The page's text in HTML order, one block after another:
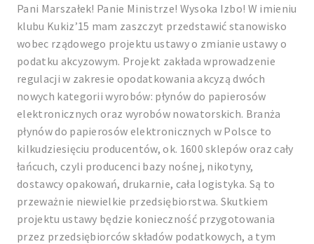
Pani Marszałek! Panie Ministrze! Wysoka Izbo! W imieniu
klubu Kukiz’15 mam zaszczyt przedstawić stanowisko
wobec rządowego projektu ustawy o zmianie ustawy o
podatku akcyzowym. Projekt zakłada wprowadzenie
regulacji w zakresie opodatkowania akcyzą dwóch
nowych kategorii wyrobów: płynów do papierosów
elektronicznych oraz wyrobów nowatorskich. Branża
płynów do papierosów elektronicznych w Polsce to
kilkudziesięciu producentów, ok. 1600 sklepów oraz cały
łańcuch, czyli producenci bazy nośnej, nikotyny,
dostawcy opakowań, drukarnie, cała logistyka. Są to
przeważnie niewielkie przedsiębiorstwa. Skutkiem
projektu ustawy będzie konieczność przygotowania
przez przedsiębiorców składów podatkowych, a tym